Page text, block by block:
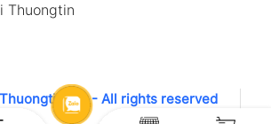
Thuongtin
- All rights reserved